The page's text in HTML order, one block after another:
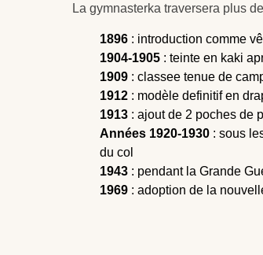
La gymnasterka traversera plus de
1896 : introduction comme
1904-1905 : teinte en kaki
1909 : classee tenue de
1912 : modèle definitif en
1913 : ajout de 2 poches de
Années 1920-1930 : sous
du col
1943 : pendant la Grande
1969 : adoption de la